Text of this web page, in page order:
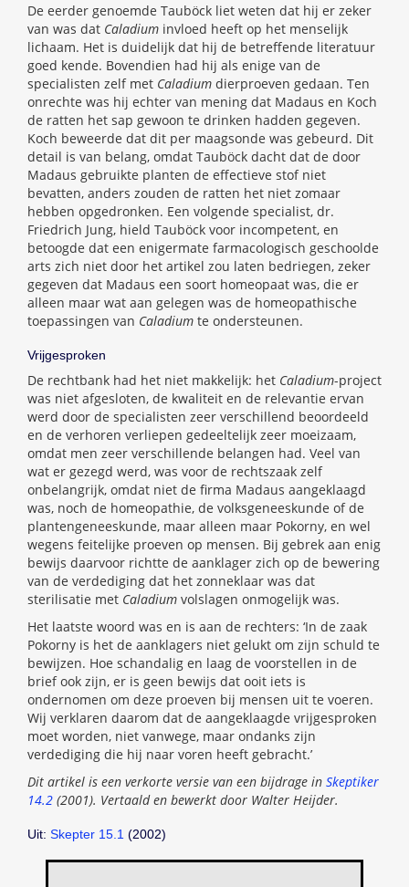
De eerder genoemde Tauböck liet weten dat hij er zeker
van was dat Caladium invloed heeft op het menselijk
lichaam. Het is duidelijk dat hij de betreffende literatuur
goed kende. Bovendien had hij als enige van de
specialisten zelf met Caladium dierproeven gedaan. Ten
onrechte was hij echter van mening dat Madaus en Koch
de ratten het sap gewoon te drinken hadden gegeven.
Koch beweerde dat dit per maagsonde was gebeurd. Dit
detail is van belang, omdat Tauböck dacht dat de door
Madaus gebruikte planten de effectieve stof niet
bevatten, anders zouden de ratten het niet zomaar
hebben opgedronken. Een volgende specialist, dr.
Friedrich Jung, hield Tauböck voor incompetent, en
betoogde dat een enigermate farmacologisch geschoolde
arts zich niet door het artikel zou laten bedriegen, zeker
gegeven dat Madaus een soort homeopaat was, die er
alleen maar wat aan gelegen was de homeopathische
toepassingen van Caladium te ondersteunen.
Vrijgesproken
De rechtbank had het niet makkelijk: het Caladium-project
was niet afgesloten, de kwaliteit en de relevantie ervan
werd door de specialisten zeer verschillend beoordeeld
en de verhoren verliepen gedeeltelijk zeer moeizaam,
omdat men zeer verschillende belangen had. Veel van
wat er gezegd werd, was voor de rechtszaak zelf
onbelangrijk, omdat niet de firma Madaus aangeklaagd
was, noch de homeopathie, de volksgeneeskunde of de
plantengeneeskunde, maar alleen maar Pokorny, en wel
wegens feitelijke proeven op mensen. Bij gebrek aan enig
bewijs daarvoor richtte de aanklager zich op de bewering
van de verdediging dat het zonneklaar was dat
sterilisatie met Caladium volslagen onmogelijk was.
Het laatste woord was en is aan de rechters: ‘In de zaak
Pokorny is het de aanklagers niet gelukt om zijn schuld te
bewijzen. Hoe schandalig en laag de voorstellen in de
brief ook zijn, er is geen bewijs dat ooit iets is
ondernomen om deze proeven bij mensen uit te voeren.
Wij verklaren daarom dat de aangeklaagde vrijgesproken
moet worden, niet vanwege, maar ondanks zijn
verdediging die hij naar voren heeft gebracht.’
Dit artikel is een verkorte versie van een bijdrage in Skeptiker
14.2 (2001). Vertaald en bewerkt door Walter Heijder.
Uit: Skepter 15.1 (2002)